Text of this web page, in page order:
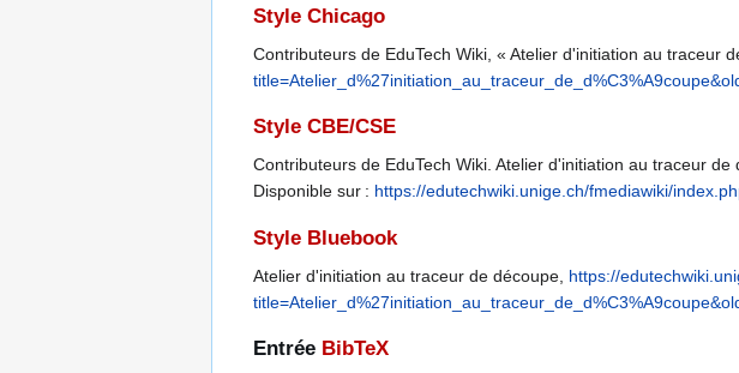
Style Chicago
Contributeurs de EduTech Wiki, « Atelier d'initiation au traceur
Style CBE/CSE
Contributeurs de EduTech Wiki. Atelier d'initiation au traceur
Disponible sur : https://edutechwiki.unige.ch/fmediawiki/
Style Bluebook
Atelier d'initiation au traceur de découpe, https://
Entrée BibTeX